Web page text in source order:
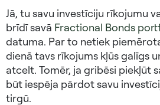
Jā, tu savu investīciju rīkojumu
brīdī savā Fractional Bonds
datuma. Par to netiek
dienā tavs rīkojums kļūs galīgs
atcelt. Tomēr, ja gribēsi piekļūt
būt iespēja pārdot savu
tirgū.